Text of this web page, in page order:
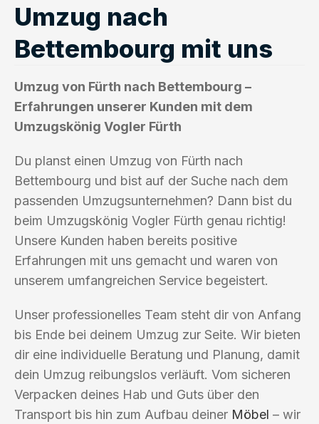
Umzug nach
Bettembourg mit uns
Umzug von Fürth nach Bettembourg –
Erfahrungen unserer Kunden mit dem
Umzugskönig Vogler Fürth
Du planst einen Umzug von Fürth nach
Bettembourg und bist auf der Suche nach dem
passenden Umzugsunternehmen? Dann bist du
beim Umzugskönig Vogler Fürth genau richtig!
Unsere Kunden haben bereits positive
Erfahrungen mit uns gemacht und waren von
unserem umfangreichen Service begeistert.
Unser professionelles Team steht dir von Anfang
bis Ende bei deinem Umzug zur Seite. Wir bieten
dir eine individuelle Beratung und Planung, damit
dein Umzug reibungslos verläuft. Vom sicheren
Verpacken deines Hab und Guts über den
Transport bis hin zum Aufbau deiner Möbel – wir